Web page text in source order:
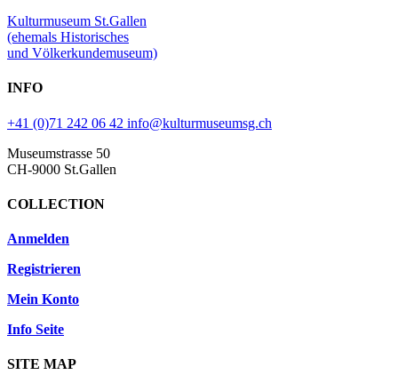
Kulturmuseum St.Gallen
(ehemals Historisches
und Völkerkundemuseum)
INFO
+41 (0)71 242 06 42 info@kulturmuseumsg.ch
Museumstrasse 50
CH-9000 St.Gallen
COLLECTION
Anmelden
Registrieren
Mein Konto
Info Seite
SITE MAP